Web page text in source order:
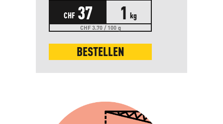
CHF 37 1 kg
CHF 3.70 / 100 g
BESTELLEN